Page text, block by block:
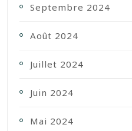
Septembre 2024
Août 2024
Juillet 2024
Juin 2024
Mai 2024